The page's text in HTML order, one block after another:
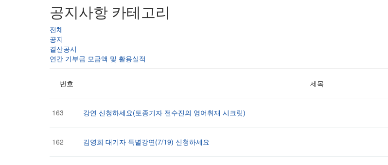
공지사항 카테고리
전체
공지
결산공시
연간 기부금 모금액 및 활용실적
번호 제목
163 강연 신청하세요(토종기자 전수진의 영어취재 시크릿)
162 김영희 대기자 특별강연(7/19) 신청하세요